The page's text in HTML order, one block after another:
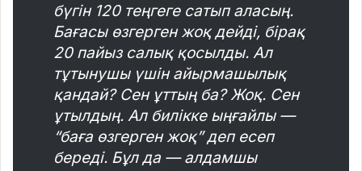
бүгін 120 теңгеге сатып аласың.
Бағасы өзгерген жоқ дейді, бірақ
20 пайыз салық қосылды. Ал
тұтынушы үшін айырмашылық
қандай? Сен ұттың ба? Жоқ. Сен
ұтылдың. Ал билікке ыңғайлы —
“баға өзгерген жоқ” деп есеп
береді. Бұл да — алдамшы